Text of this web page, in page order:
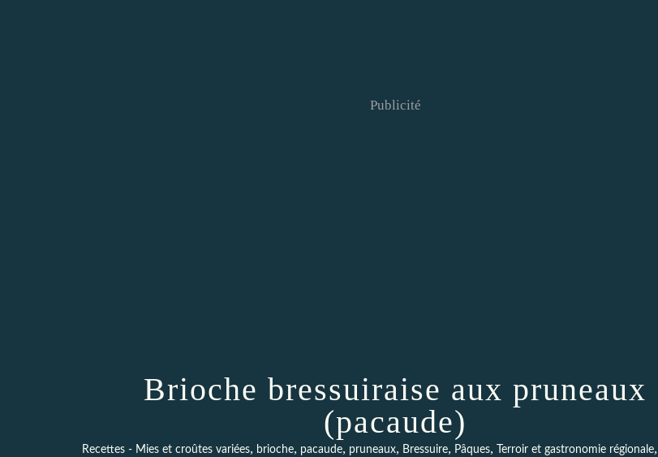
Publicité
Brioche bressuiraise aux pruneaux
(pacaude)
Recettes - Mies et croûtes variées, brioche, pacaude, pruneaux, Bressuire, Pâques, Terroir et gastronomie régionale,